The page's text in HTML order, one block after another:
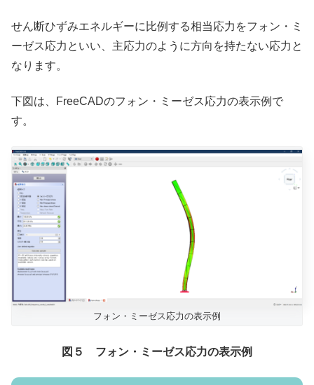
せん断ひずみエネルギーに比例する相当応力をフォン・ミ
ーゼス応力といい、主応力のように方向を持たない応力と
なります。
下図は、FreeCADのフォン・ミーゼス応力の表示例で
す。
フォン・ミーゼス応力の表示例
図５ フォン・ミーゼス応力の表示例